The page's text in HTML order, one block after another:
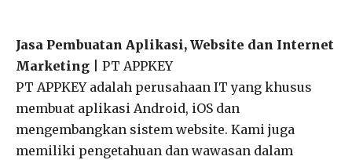
Jasa Pembuatan Aplikasi, Website dan Internet
Marketing | PT APPKEY
PT APPKEY adalah perusahaan IT yang khusus
membuat aplikasi Android, iOS dan
mengembangkan sistem website. Kami juga
memiliki pengetahuan dan wawasan dalam